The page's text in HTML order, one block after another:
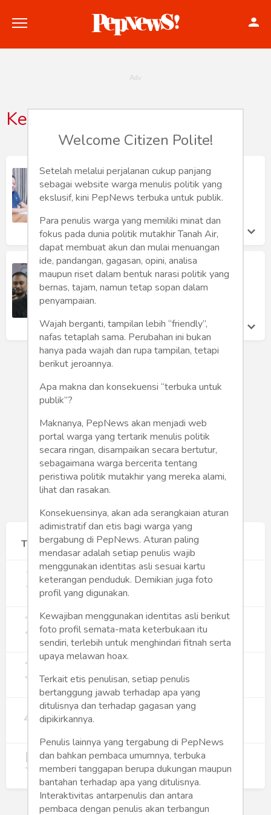
Hankam
Internasional
Bisnis
Humaniora
Sketsa
Tekno
Gaya
Wisata
Wanita
Kesenian
Semut Merah Indonesia Melaporkan
Legalitas Badan Hukum ke Bupati
Sragen
Selasa 29 Jul, 2025
Mengkomersialkan TIM Lewat
Revitalisasi?
Aji Najiullah Thaib
Rabu 27 Nov, 2019
Terpopuler
1 Gerakan Sehat Berbasis Pesantren:
Pengabdian Masyarakat Prodi Spesialis
Keperawatan Medikal Bedah UNIMUS di
Semarang
352
2 MBG dan Perannya dalam Perluasan
Lapangan Kerja
274
3 Digitalisasi Koperasi Merah Putih Buka
Peluang Ekonomi Baru di Desa
4 Rumah Subsidi dan Upaya Negara
Wujudkan Hunian Inklusif
5 Koperasi Merah Putih Didorong untuk
Perluas Distribusi Manfaat APBN
Welcome Citizen Polite!
Setelah melalui perjalanan cukup panjang
sebagai website warga menulis politik yang
ekslusif, kini PepNews terbuka untuk publik.
Para penulis warga yang memiliki minat dan
fokus pada dunia politik mutakhir Tanah Air,
dapat membuat akun dan mulai menuangan
ide, pandangan, gagasan, opini, analisa
maupun riset dalam bentuk narasi politik yang
bernas, tajam, namun tetap sopan dalam
penyampaian.
Wajah berganti, tampilan lebih “friendly”,
nafas tetaplah sama. Perubahan ini bukan
hanya pada wajah dan rupa tampilan, tetapi
berikut jeroannya.
Apa makna dan konsekuensi “terbuka untuk
publik”?
Maknanya, PepNews akan menjadi web
portal warga yang tertarik menulis politik
secara ringan, disampaikan secara bertutur,
sebagaimana warga bercerita tentang
peristiwa politik mutakhir yang mereka alami,
lihat dan rasakan.
Konsekuensinya, akan ada serangkaian aturan
adimistratif dan etis bagi warga yang
bergabung di PepNews. Aturan paling
mendasar adalah setiap penulis wajib
menggunakan identitas asli sesuai kartu
keterangan penduduk. Demikian juga foto
profil yang digunakan.
Kewajiban menggunakan identitas asli berikut
foto profil semata-mata keterbukaan itu
sendiri, terlebih untuk menghindari fitnah serta
upaya melawan hoax.
Terkait etis penulisan, setiap penulis
bertanggung jawab terhadap apa yang
ditulisnya dan terhadap gagasan yang
dipikirkannya.
Penulis lainnya yang tergabung di PepNews
dan bahkan pembaca umumnya, terbuka
memberi tanggapan berupa dukungan maupun
bantahan terhadap apa yang ditulisnya.
Interaktivitas antarpenulis dan antara
pembaca dengan penulis akan terbangun